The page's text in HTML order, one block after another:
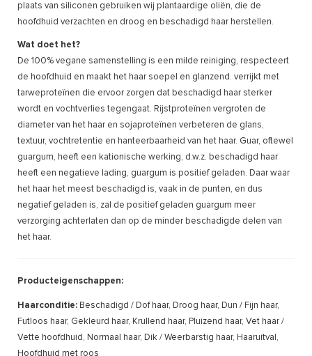
plaats van siliconen gebruiken wij plantaardige oliën, die de
hoofdhuid verzachten en droog en beschadigd haar herstellen.
Wat doet het?
De 100% vegane samenstelling is een milde reiniging, respecteert
de hoofdhuid en maakt het haar soepel en glanzend. verrijkt met
tarweproteïnen die ervoor zorgen dat beschadigd haar sterker
wordt en vochtverlies tegengaat. Rijstproteïnen vergroten de
diameter van het haar en sojaproteïnen verbeteren de glans,
textuur, vochtretentie en hanteerbaarheid van het haar. Guar, oftewel
guargum, heeft een kationische werking, d.w.z. beschadigd haar
heeft een negatieve lading, guargum is positief geladen. Daar waar
het haar het meest beschadigd is, vaak in de punten, en dus
negatief geladen is, zal de positief geladen guargum meer
verzorging achterlaten dan op de minder beschadigde delen van
het haar.
Producteigenschappen:
Haarconditie: Beschadigd / Dof haar, Droog haar, Dun / Fijn haar,
Futloos haar, Gekleurd haar, Krullend haar, Pluizend haar, Vet haar /
Vette hoofdhuid, Normaal haar, Dik / Weerbarstig haar, Haaruitval,
Hoofdhuid met roos